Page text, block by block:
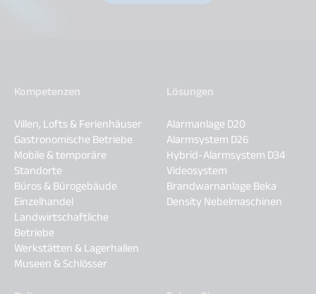
Kompetenzen
Villen, Lofts & Ferienhäuser
Gastronomische Betriebe
Mobile & temporäre
Standorte
Büros & Bürogebäude
Einzelhandel
Landwirtschaftliche
Betriebe
Werkstätten & Lagerhallen
Museen & Schlösser
Lösungen
Alarmanlage D20
Alarmsystem D26
Hybrid-Alarmsystem D34
Videosystem
Brandwarnanlage Beka
Density Nebelmaschinen